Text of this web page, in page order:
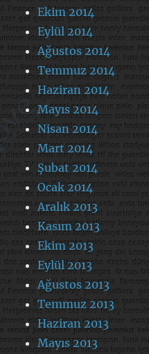
Ekim 2014
Eylül 2014
Ağustos 2014
Temmuz 2014
Haziran 2014
Mayıs 2014
Nisan 2014
Mart 2014
Şubat 2014
Ocak 2014
Aralık 2013
Kasım 2013
Ekim 2013
Eylül 2013
Ağustos 2013
Temmuz 2013
Haziran 2013
Mayıs 2013